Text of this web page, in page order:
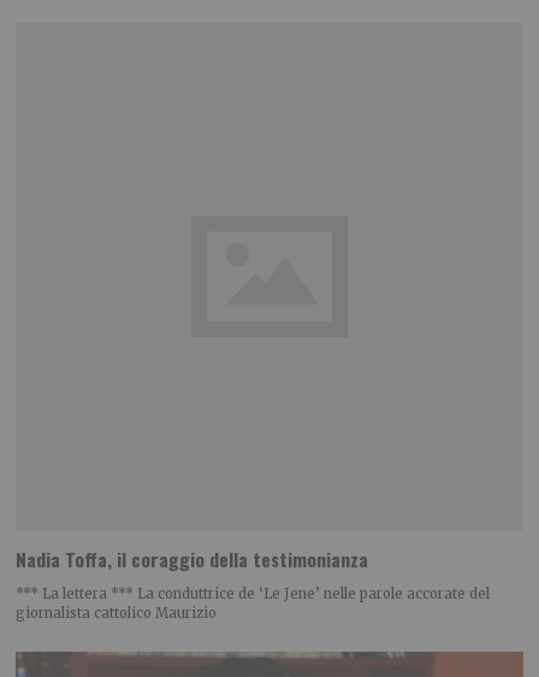
Nadia Toffa, il coraggio della testimonianza
*** La lettera *** La conduttrice de ‘Le Jene’ nelle parole accorate del
giornalista cattolico Maurizio